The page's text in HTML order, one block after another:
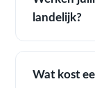
landelijk?
Wat kost